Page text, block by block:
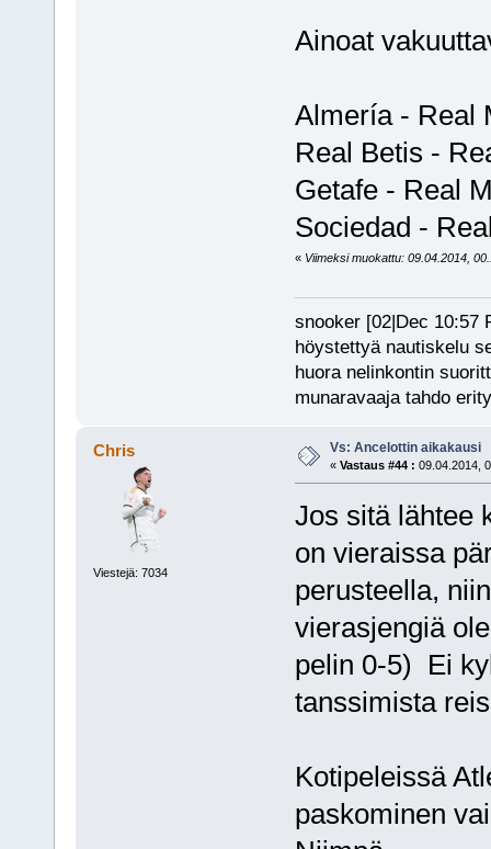
Ainoat
Almería - Real
Real Betis -
Getafe - Real
Sociedad -
« Viimeksi muokattu: 09.04.2014,
snooker [02|Dec 10:57
höystettyä nautiskelu
huora nelinkontin
munaravaaja tahdo
Chris
Viestejä: 7034
Vs: Ancelottin aikakausi
« Vastaus #44 : 09.04.2014,
Jos sitä lähtee
on vieraissa
perusteella,
vierasjengiä
pelin 0-5) Ei
tanssimista
Kotipeleissä
paskominen